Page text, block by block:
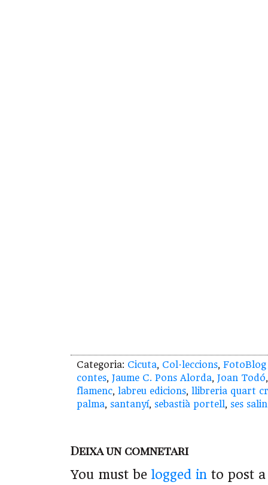
Categoria: Cicuta, Col·leccions, FotoBlog
contes, Jaume C. Pons Alorda, Joan Todó
flamenc, labreu edicions, llibreria quart
palma, santanyí, sebastià portell, ses
Deixa un comnetari
You must be logged in to post